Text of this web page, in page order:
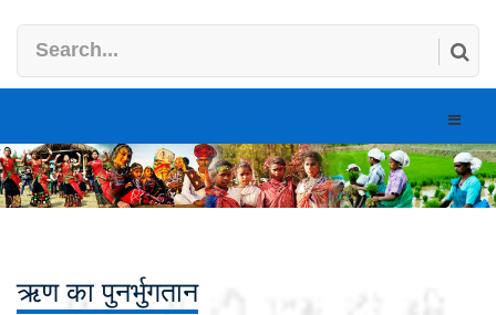
Toggle
ऋण का पुनर्भुगतान